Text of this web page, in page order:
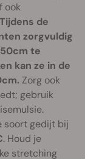
ook
Tijdens de
zorgvuldig
te
kan ze in de
Zorg ook
gebruik
soort gedijt bij
. Houd je
stretching